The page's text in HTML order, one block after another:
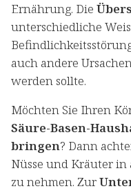
Ernährung. Die
unterschiedliche
auch andere
werden sollte.
Möchten Sie Ihren
Säure-Basen-
bringen? Dann
Nüsse und Kräuter
zu nehmen. Zur